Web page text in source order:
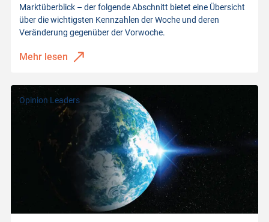
Marktüberblick – der folgende Abschnitt bietet eine Übersicht
über die wichtigsten Kennzahlen der Woche und deren
Veränderung gegenüber der Vorwoche.
Mehr lesen
Opinion Leaders